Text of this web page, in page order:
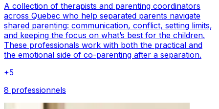
A collection of therapists and parenting coordinators
across Quebec who help separated parents navigate
shared parenting: communication, conflict, setting limits,
and keeping the focus on what’s best for the children.
These professionals work with both the practical and
the emotional side of co-parenting after a separation.
+5
8 professionnels